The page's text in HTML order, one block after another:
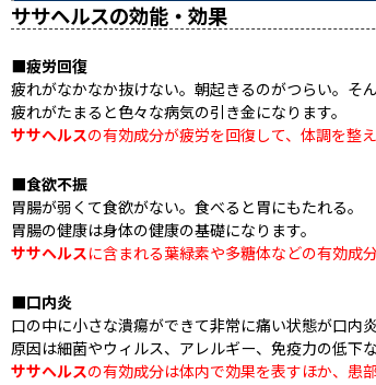
ササヘルスの効能・効果
■疲労回復
疲れがなかなか抜けない。朝起きるのがつらい。そ
疲れがたまると色々な病気の引き金になります。
ササヘルスの有効成分が疲労を回復して、体調を整
■食欲不振
胃腸が弱くて食欲がない。食べると胃にもたれる。
胃腸の健康は身体の健康の基礎になります。
ササヘルスに含まれる葉緑素や多糖体などの有効成
■口内炎
口の中に小さな潰瘍ができて非常に痛い状態が口内炎
原因は細菌やウィルス、アレルギー、免疫力の低下
ササヘルスの有効成分は体内で効果を表すほか、患